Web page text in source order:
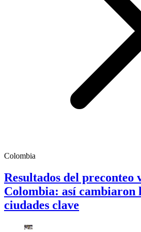
Colombia
Resultados del preconteo
Colombia: así cambiaron
ciudades clave